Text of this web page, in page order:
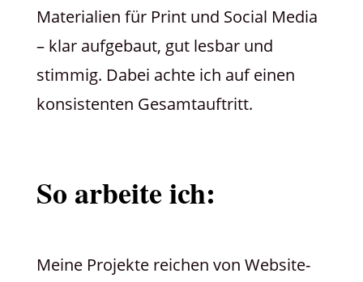
Materialien für Print und Social Media
– klar aufgebaut, gut lesbar und
stimmig. Dabei achte ich auf einen
konsistenten Gesamtauftritt.
So arbeite ich:
Meine Projekte reichen von Website-